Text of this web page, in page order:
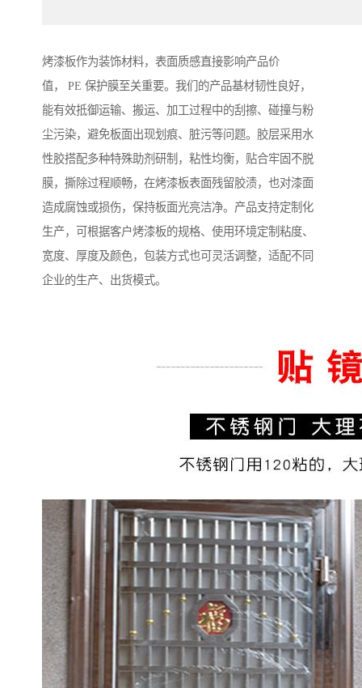
烤漆板作为装饰材料，表面质感直接影响产品价
值， PE 保护膜至关重要。我们的产品基材韧性良好，
能有效抵御运输、搬运、加工过程中的刮擦、碰撞与粉
尘污染，避免板面出现划痕、脏污等问题。胶层采用水
性胶搭配多种特殊助剂研制，粘性均衡，贴合牢固不脱
膜，撕除过程顺畅，在烤漆板表面残留胶渍，也对漆面
造成腐蚀或损伤，保持板面光亮洁净。产品支持定制化
生产，可根据客户烤漆板的规格、使用环境定制粘度、
宽度、厚度及颜色，包装方式也可灵活调整，适配不同
企业的生产、出货模式。